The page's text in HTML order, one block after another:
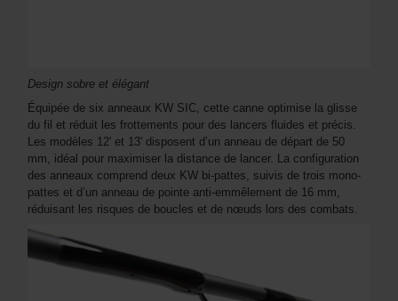
Design sobre et élégant
Équipée de six anneaux KW SIC, cette canne optimise la glisse
du fil et réduit les frottements pour des lancers fluides et précis.
Les modèles 12' et 13' disposent d’un anneau de départ de 50
mm, idéal pour maximiser la distance de lancer. La configuration
des anneaux comprend deux KW bi-pattes, suivis de trois mono-
pattes et d’un anneau de pointe anti-emmêlement de 16 mm,
réduisant les risques de boucles et de nœuds lors des combats.